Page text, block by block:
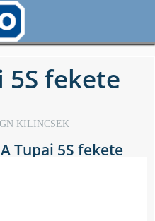
5S fekete
KILINCSEK
Tupai 5S fekete